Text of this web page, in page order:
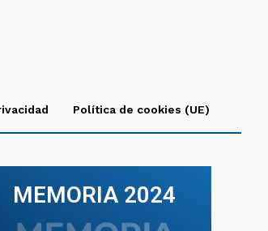
Política de cookies (UE)
MEMORIA 2024